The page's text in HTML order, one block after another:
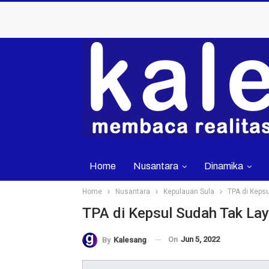
Home Nusantara Dinamika
Home Nusantara Kepulauan Sula TPA di
TPA di Kepsul Sudah Tak
By Kalesang On Jun 5, 2022